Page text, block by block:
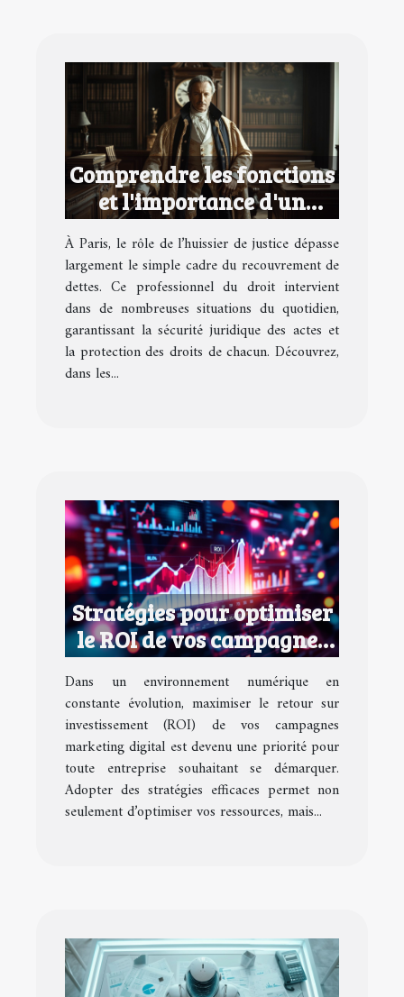
Comprendre les fonctions
et l'importance d'un
huissier de justice à Paris
À Paris, le rôle de l’huissier de justice dépasse
largement le simple cadre du recouvrement de
dettes. Ce professionnel du droit intervient
dans de nombreuses situations du quotidien,
garantissant la sécurité juridique des actes et
la protection des droits de chacun. Découvrez,
dans les...
Stratégies pour optimiser
le ROI de vos campagnes
marketing digital
Dans un environnement numérique en
constante évolution, maximiser le retour sur
investissement (ROI) de vos campagnes
marketing digital est devenu une priorité pour
toute entreprise souhaitant se démarquer.
Adopter des stratégies efficaces permet non
seulement d’optimiser vos ressources, mais...